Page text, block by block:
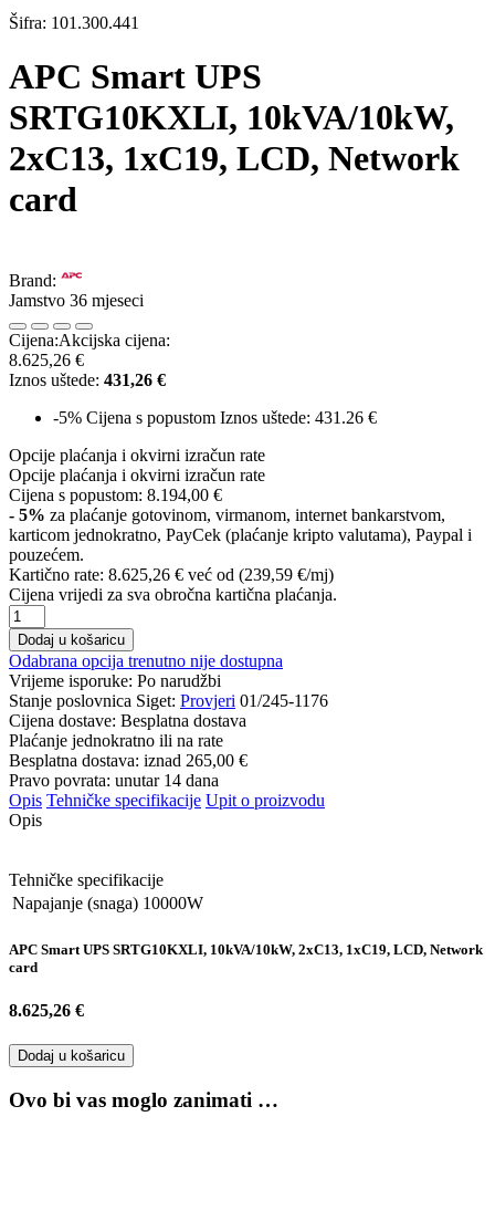
Šifra: 101.300.441
APC Smart UPS
SRTG10KXLI, 10kVA/10kW,
2xC13, 1xC19, LCD, Network
card
Brand:
Jamstvo 36 mjeseci
Cijena:Akcijska cijena:
8.625,26 €
Iznos uštede: 431,26 €
-5% Cijena s popustom Iznos uštede: 431.26 €
Opcije plaćanja i okvirni izračun rate
Opcije plaćanja i okvirni izračun rate
Cijena s popustom: 8.194,00 €
- 5% za plaćanje gotovinom, virmanom, internet bankarstvom,
karticom jednokratno, PayCek (plaćanje kripto valutama), Paypal i
pouzećem.
Kartično rate: 8.625,26 € već od (239,59 €/mj)
Cijena vrijedi za sva obročna kartična plaćanja.
Dodaj u košaricu
Odabrana opcija trenutno nije dostupna
Vrijeme isporuke: Po narudžbi
Stanje poslovnica Siget: Provjeri 01/245-1176
Cijena dostave: Besplatna dostava
Plaćanje jednokratno ili na rate
Besplatna dostava: iznad 265,00 €
Pravo povrata: unutar 14 dana
Opis Tehničke specifikacije Upit o proizvodu
Opis
Tehničke specifikacije
Napajanje (snaga) 10000W
APC Smart UPS SRTG10KXLI, 10kVA/10kW, 2xC13, 1xC19, LCD, Network
card
8.625,26 €
Dodaj u košaricu
Ovo bi vas moglo zanimati …